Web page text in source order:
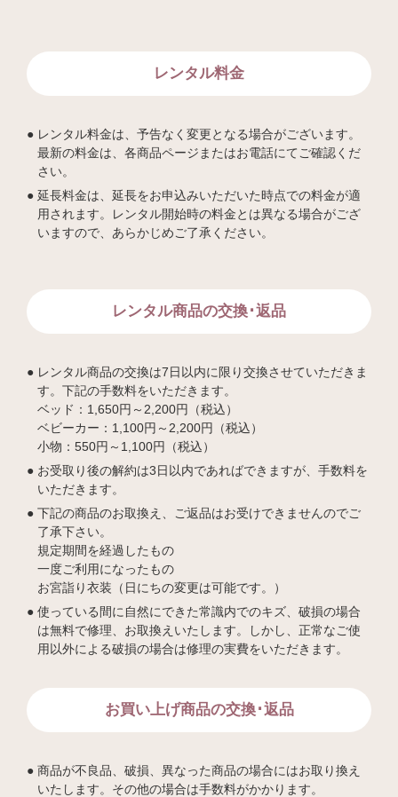
レンタル料金
レンタル料金は、予告なく変更となる場合がございます。
最新の料金は、各商品ページまたはお電話にてご確認くだ
さい。
延長料金は、延長をお申込みいただいた時点での料金が適
用されます。レンタル開始時の料金とは異なる場合がござ
いますので、あらかじめご了承ください。
レンタル商品の交換･返品
レンタル商品の交換は7日以内に限り交換させていただきま
す。下記の手数料をいただきます。
ベッド：1,650円～2,200円（税込）
ベビーカー：1,100円～2,200円（税込）
小物：550円～1,100円（税込）
お受取り後の解約は3日以内であればできますが、手数料を
いただきます。
下記の商品のお取換え、ご返品はお受けできませんのでご
了承下さい。
規定期間を経過したもの
一度ご利用になったもの
お宮詣り衣装（日にちの変更は可能です。）
使っている間に自然にできた常識内でのキズ、破損の場合
は無料で修理、お取換えいたします。しかし、正常なご使
用以外による破損の場合は修理の実費をいただきます。
お買い上げ商品の交換･返品
商品が不良品、破損、異なった商品の場合にはお取り換え
いたします。その他の場合は手数料がかかります。